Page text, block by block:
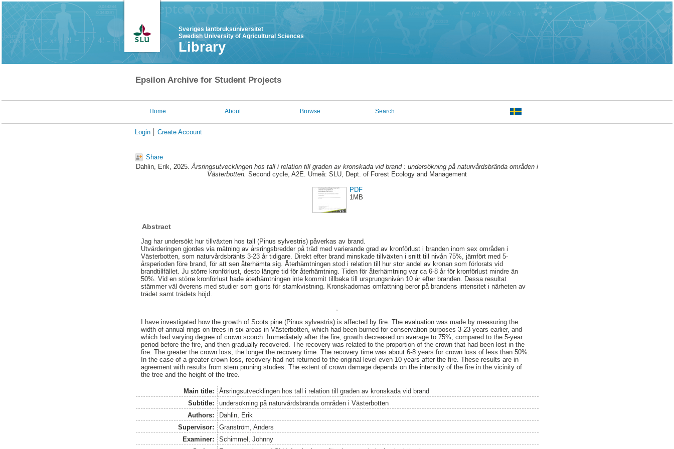
Sveriges lantbruksuniversitet
Swedish University of Agricultural Sciences
Library
Epsilon Archive for Student Projects
Home About Browse Search
Login Create Account
Share
Dahlin, Erik, 2025.Årsringsutvecklingen hos tall i relation till graden av kronskada vid brand : undersökning på naturvårdsbrända områden i
Västerbotten. Second cycle, A2E. Umeå: SLU, Dept. of Forest Ecology and Management
PDF
1MB
Abstract
Jag har undersökt hur tillväxten hos tall (Pinus sylvestris) påverkas av brand.
Utvärderingen gjordes via mätning av årsringsbredder på träd med varierande grad av kronförlust i branden inom sex områden i
Västerbotten, som naturvårdsbränts 3-23 år tidigare. Direkt efter brand minskade tillväxten i snitt till nivån 75%, jämfört med 5-
årsperioden före brand, för att sen återhämta sig. Återhämtningen stod i relation till hur stor andel av kronan som förlorats vid
brandtillfället. Ju större kronförlust, desto längre tid för återhämtning. Tiden för återhämtning var ca 6-8 år för kronförlust mindre än
50%. Vid en större kronförlust hade återhämtningen inte kommit tillbaka till ursprungsnivån 10 år efter branden. Dessa resultat
stämmer väl överens med studier som gjorts för stamkvistning. Kronskadornas omfattning beror på brandens intensitet i närheten av
trädet samt trädets höjd.
I have investigated how the growth of Scots pine (Pinus sylvestris) is affected by fire. The evaluation was made by measuring the
width of annual rings on trees in six areas in Västerbotten, which had been burned for conservation purposes 3-23 years earlier, and
which had varying degree of crown scorch. Immediately after the fire, growth decreased on average to 75%, compared to the 5-year
period before the fire, and then gradually recovered. The recovery was related to the proportion of the crown that had been lost in the
fire. The greater the crown loss, the longer the recovery time. The recovery time was about 6-8 years for crown loss of less than 50%.
In the case of a greater crown loss, recovery had not returned to the original level even 10 years after the fire. These results are in
agreement with results from stem pruning studies. The extent of crown damage depends on the intensity of the fire in the vicinity of
the tree and the height of the tree.
Main title:
Årsringsutvecklingen hos tall i relation till graden av kronskada vid brand
Subtitle:
undersökning på naturvårdsbrända områden i Västerbotten
Authors:
Dahlin, Erik
Supervisor:
Granström, Anders
Examiner:
Schimmel, Johnny